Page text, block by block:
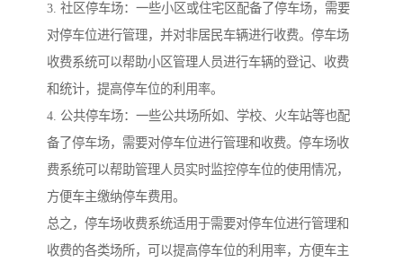
3. 社区停车场：一些小区或住宅区配备了停车场，需要
对停车位进行管理，并对非居民车辆进行收费。停车场
收费系统可以帮助小区管理人员进行车辆的登记、收费
和统计，提高停车位的利用率。
4. 公共停车场：一些公共场所如、学校、火车站等也配
备了停车场，需要对停车位进行管理和收费。停车场收
费系统可以帮助管理人员实时监控停车位的使用情况，
方便车主缴纳停车费用。
总之，停车场收费系统适用于需要对停车位进行管理和
收费的各类场所，可以提高停车位的利用率，方便车主